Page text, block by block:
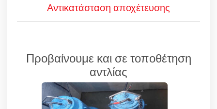
Αντικατάσταση αποχέτευσης
Προβαίνουμε και σε τοποθέτηση
αντλίας